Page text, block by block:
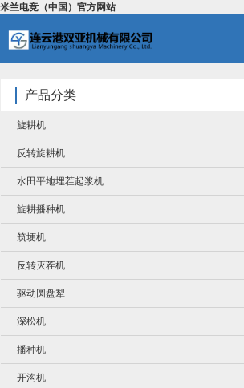
米兰电竞（中国）官方网站
产品分类
旋耕机
反转旋耕机
水田平地埋茬起浆机
旋耕播种机
筑埂机
反转灭茬机
驱动圆盘犁
深松机
播种机
开沟机